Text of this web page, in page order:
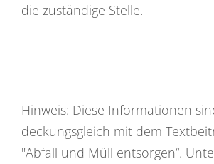
die zuständige Stelle.
Hinweis: Diese Informationen
deckungsgleich mit dem
"Abfall und Müll entsorgen“.